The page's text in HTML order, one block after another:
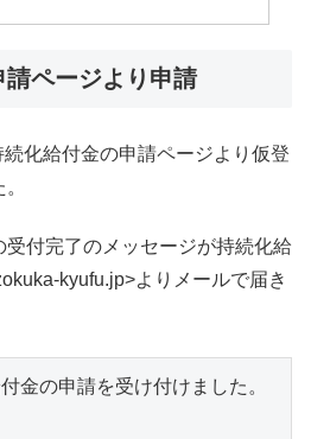
ページより申請
化給付金の申請ページより仮登
付完了のメッセージが持続化給
kyufu.jp>よりメールで届き
金の申請を受け付けました。